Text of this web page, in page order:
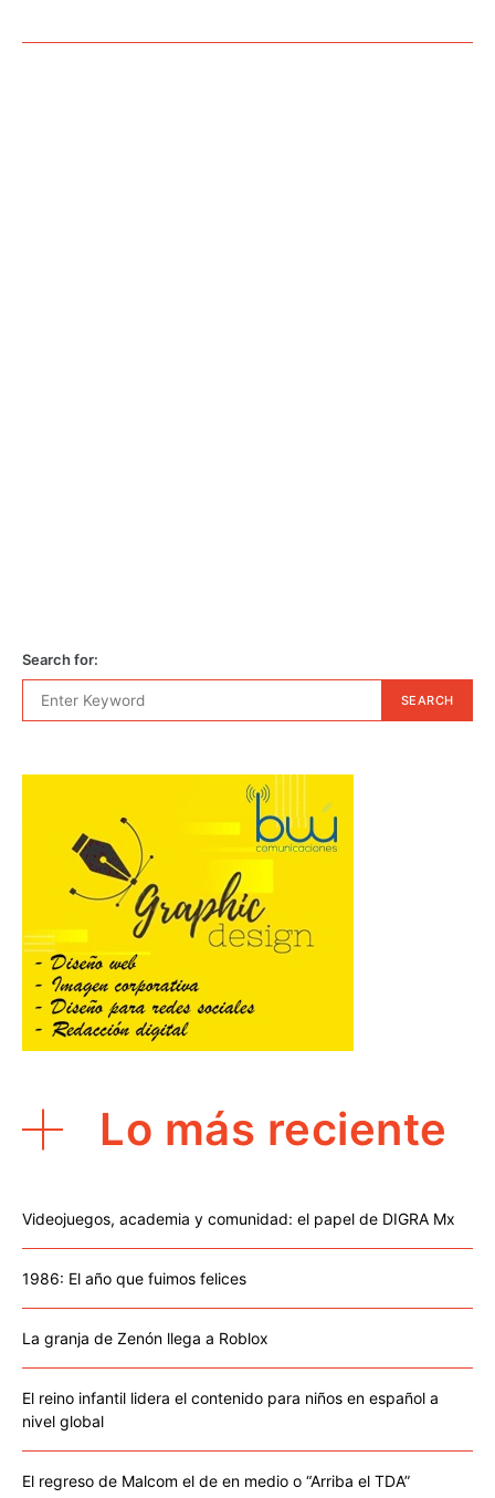
Search for:
SEARCH
Lo más reciente
Videojuegos, academia y comunidad: el papel de DIGRA Mx
1986: El año que fuimos felices
La granja de Zenón llega a Roblox
El reino infantil lidera el contenido para niños en español a
nivel global
El regreso de Malcom el de en medio o “Arriba el TDA”